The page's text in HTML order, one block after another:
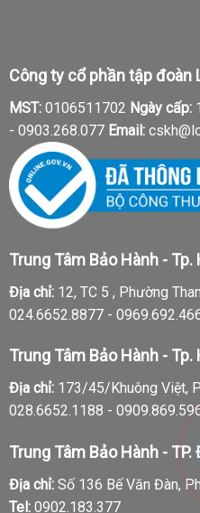
Công ty cổ phần tập đoàn
MST:0106511702 Ngày cấp:
- 0903.268.077 Email:
Trung Tâm Bảo Hành - Tp.
Địa chỉ:12, TC 5 , Phường
024.6652.8877 -
Trung Tâm Bảo Hành - Tp.
Địa chỉ:173/45/Khuông Việt,
028.6652.1188 -
Trung Tâm Bảo Hành - TP.
Địa chỉ:Số 136 Bế Văn Đàn,
Tel:0902.183.377